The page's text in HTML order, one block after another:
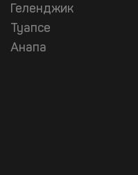
Геленджик
Туапсе
Анапа